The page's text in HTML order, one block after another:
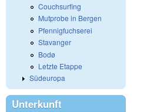
Couchsurfing
Mutprobe in Bergen
Pfennigfuchserei
Stavanger
Bodø
Letzte Etappe
Südeuropa
Unterkunft